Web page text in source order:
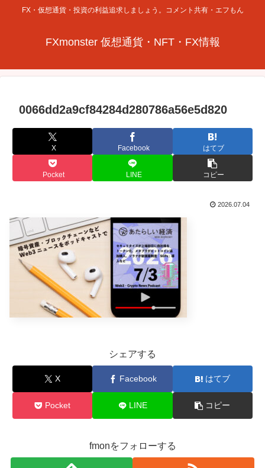
FX・仮想通貨・投資の利益追求しましょう。コメント共有・エフもん
FXmonster 仮想通貨・NFT・FX情報
0066dd2a9cf84284d280786a56e5d820
X Facebook はてブ
Pocket LINE コピー
2026.07.04
シェアする
X Facebook はてブ
Pocket LINE コピー
fmonをフォローする